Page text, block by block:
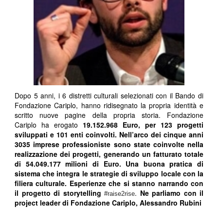
Dopo 5 anni, i 6 distretti culturali selezionati con il Bando di
Fondazione Cariplo, hanno ridisegnato la propria identità e
scritto nuove pagine della propria storia. Fondazione
Cariplo ha erogato 19.152.968 Euro, per 123 progetti
sviluppati e 101 enti coinvolti. Nell’arco dei cinque anni
3035 imprese professioniste sono state coinvolte nella
realizzazione dei progetti, generando un fatturato totale
di 54.049.177 milioni di Euro. Una buona pratica di
sistema che integra le strategie di sviluppo locale con la
filiera culturale. Esperienze che si stanno narrando con
il progetto di storytelling #raise2rise. Ne parliamo con il
project leader di Fondazione Cariplo, Alessandro Rubini